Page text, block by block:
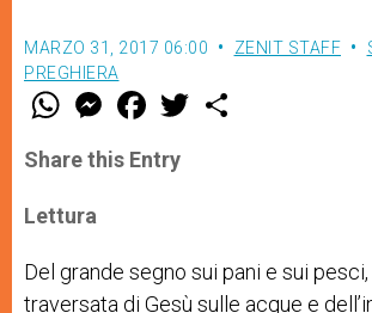
MARZO 31, 2017 06:00 ZENIT STAFF
PREGHIERA
W
t
s
p
p
M
e
s
e
F
a
e
b
w
Share this Entry
Lettura
Del grande segno sui pani e sui
traversata di Gesù sulle acque e